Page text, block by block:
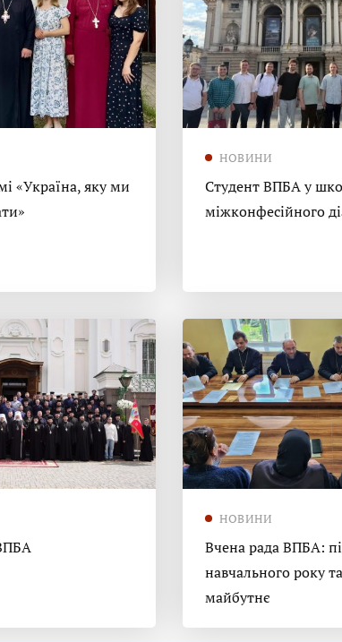
«Україна, яку ми
НОВИНИ
Студент ВПБА у
міжконфесійного
НОВИНИ
Вчена рада ВПБА:
навчального року
майбутнє